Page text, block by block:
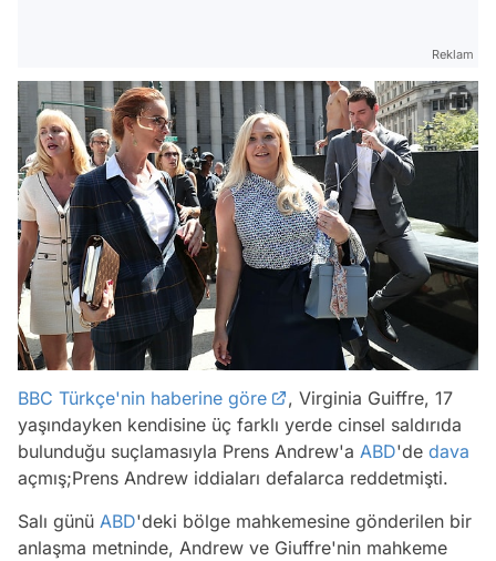
Reklam
BBC Türkçe'nin haberine göre
, Virginia Guiffre, 17
yaşındayken kendisine üç farklı yerde cinsel saldırıda
bulunduğu suçlamasıyla Prens Andrew'a ABD'de dava
açmış;Prens Andrew iddiaları defalarca reddetmişti.
Salı günü ABD'deki bölge mahkemesine gönderilen bir
anlaşma metninde, Andrew ve Giuffre'nin mahkeme